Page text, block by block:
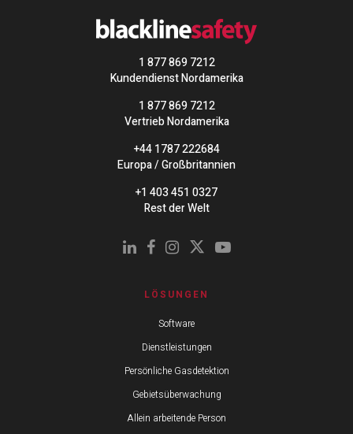
1 877 869 7212
Kundendienst Nordamerika
1 877 869 7212
Vertrieb Nordamerika
+44 1787 222684
Europa / Großbritannien
+1 403 451 0327
Rest der Welt
LÖSUNGEN
Software
Dienstleistungen
Persönliche Gasdetektion
Gebietsüberwachung
Allein arbeitende Person